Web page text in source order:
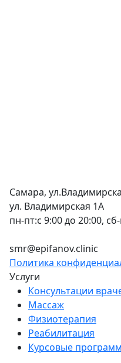
Самара,
ул. Владимирская 1А
пн-пт:с 9:00 до 20:00,
smr@epifanov.clinic
Политика
Услуги
Консультации
Массаж
Физиотерапия
Реабилитация
Курсовые